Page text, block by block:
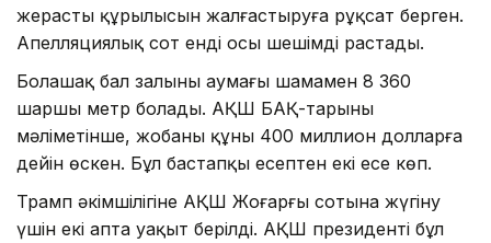
жерасты құрылысын жалғастыруға рұқсат берген.
Апелляциялық сот енді осы шешімді растады.
Болашақ бал залының аумағы шамамен 8 360
шаршы метр болады. АҚШ БАҚ-тарының
мәліметінше, жобаның құны 400 миллион долларға
дейін өскен. Бұл бастапқы есептен екі есе көп.
Трамп әкімшілігіне АҚШ Жоғарғы сотына жүгіну
үшін екі апта уақыт берілді. АҚШ президенті бұл